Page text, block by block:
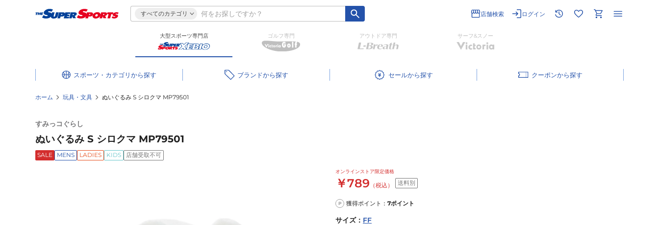
すべてのカテゴリ 店舗検索 ログイン
大型スポーツ専門店 ゴルフ専門 アウトドア専門 サーフ&スノー
スポーツ・カテゴリ ブランド セール クーポン
ホーム 玩具・文具 ぬいぐるみ S シロクマ MP79501
すみっコぐらし
ぬいぐるみ S シロクマ MP79501
SALE MENS LADIES KIDS 店舗受取不可
オンラインストア限定価格
￥789 （税込） 送料別
P 獲得ポイント： 7ポイント
サイズ： FF